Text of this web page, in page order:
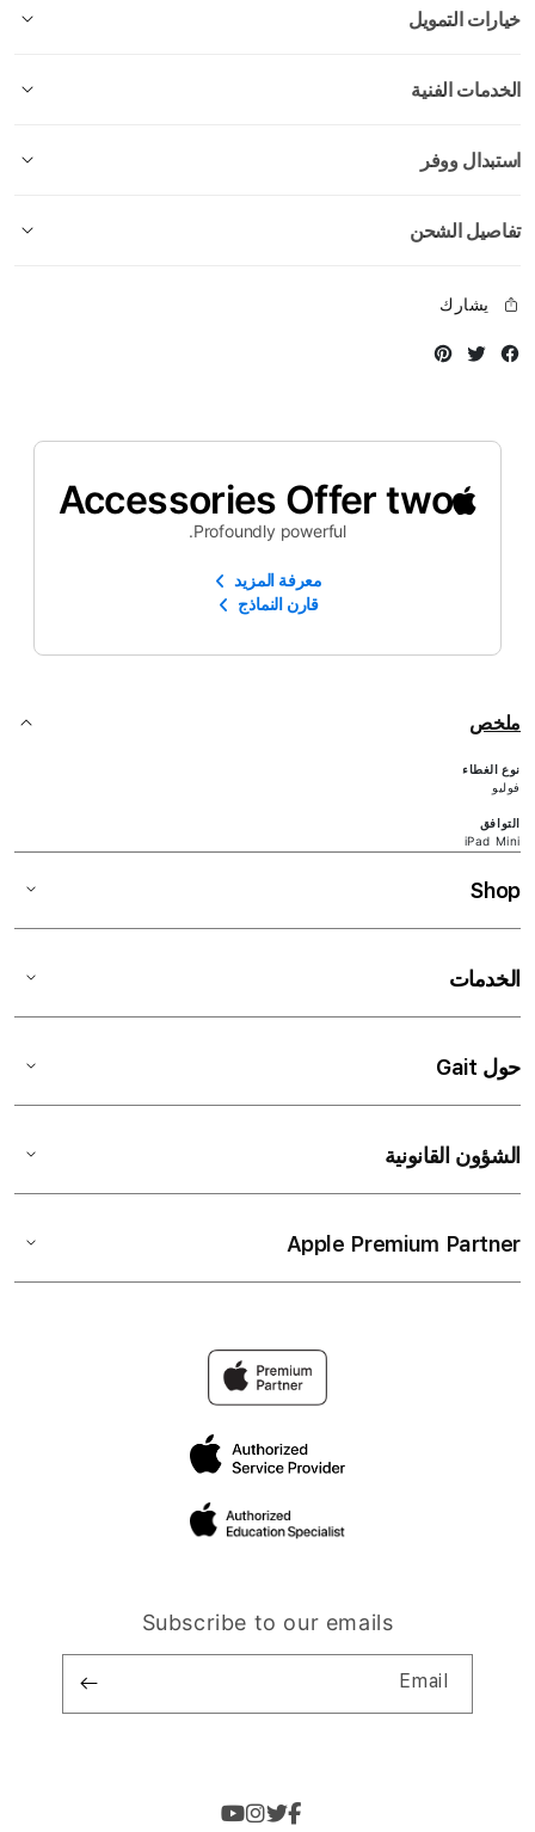
خيارات التمويل
الخدمات الفنية
استبدال ووفر
تفاصيل الشحن
يشارك
Facebook
Twitter
Accessories Offer two
Profoundly powerful.
معرفة المزيد
قارن النماذج
ملخص
نوع الغطاء
فوليو
التوافق
iPad Mini
Shop
الخدمات
حول Gait
الشؤون القانونية
Apple Premium Partner
Subscribe to our emails
Email